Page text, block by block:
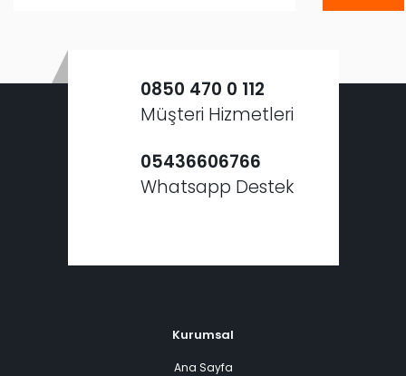
0850 470 0 112
Müşteri Hizmetleri
05436606766
Whatsapp Destek
Kurumsal
Ana Sayfa